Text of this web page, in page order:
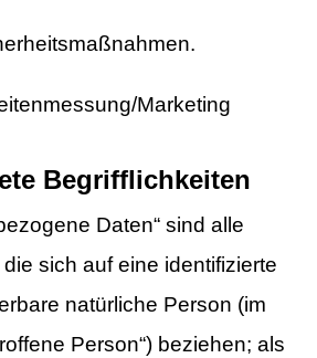
Marketing
Begrifflichkeiten
Daten“ sind alle
sich auf eine identifizierte
natürliche Person (im
Person“) beziehen; als